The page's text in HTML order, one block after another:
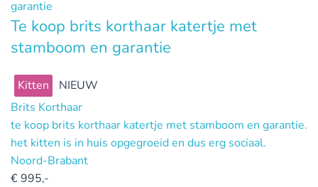
Te koop brits korthaar katertje met
stamboom en garantie
Kitten
NIEUW
Brits Korthaar
te koop brits korthaar katertje met stamboom en garantie.
het kitten is in huis opgegroeid en dus erg sociaal.
Noord-Brabant
€995,-